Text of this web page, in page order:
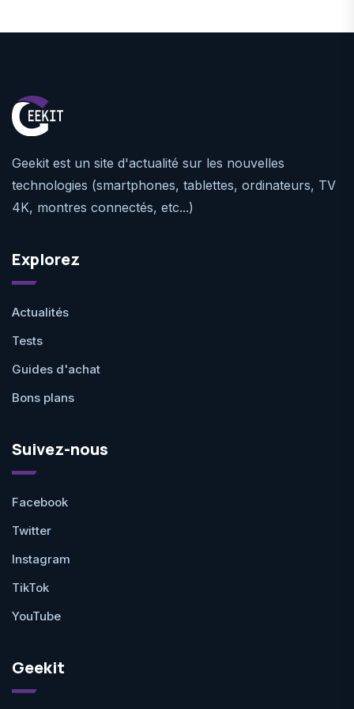
Geekit est un site d'actualité sur les nouvelles
technologies (smartphones, tablettes, ordinateurs, TV
4K, montres connectés, etc...)
Explorez
Actualités
Tests
Guides d'achat
Bons plans
Suivez-nous
Facebook
Twitter
Instagram
TikTok
YouTube
Geekit